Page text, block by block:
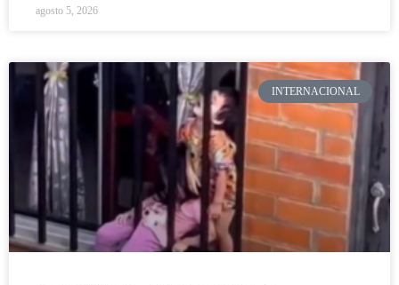
agosto 5, 2026
INTERNACIONAL